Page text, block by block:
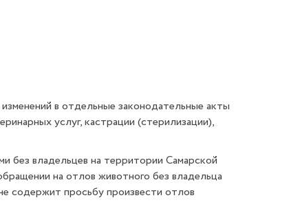
в отдельные законодательные акты
услуг, кастрации (стерилизации),
без владельцев на территории Самарской
на отлов животного без владельца
содержит просьбу произвести отлов